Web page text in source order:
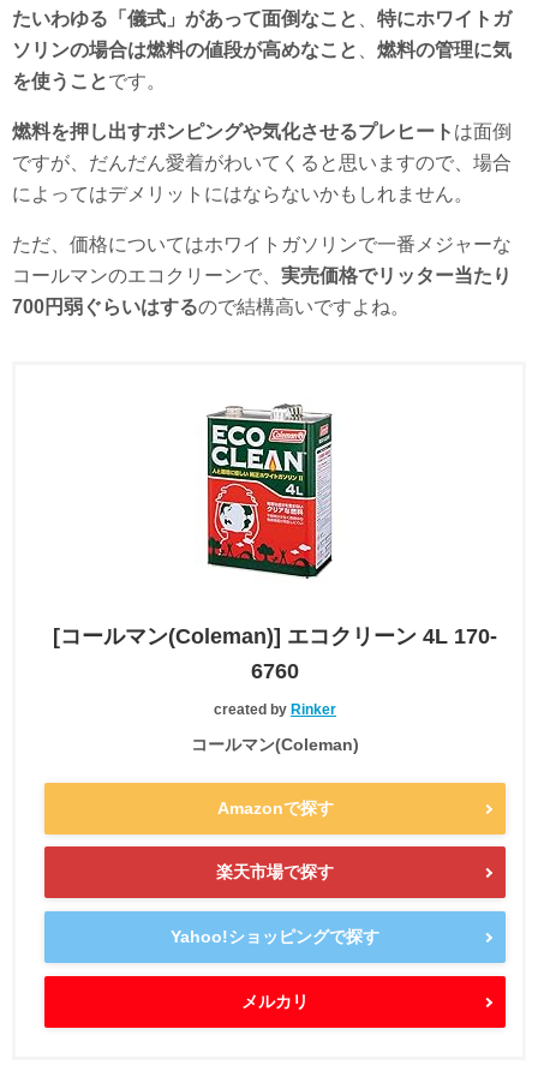
たいわゆる「儀式」があって面倒なこと
特にホワイトガ
ソリンの場合は燃料の値段が高めなこと
燃料の管理に気
を使うことです。
燃料を押し出すポンピングや気化させるプレヒート は面倒
ですが、だんだん愛着がわいてくると思いますので、場合
によってはデメリットにはならないかもしれません。
ただ、価格についてはホワイトガソリンで一番メジャーな
コールマンのエコクリーンで、 実売価格でリッター当たり
700円弱ぐらいはするので結構高いですよね。
[コールマン(Coleman)] エコクリーン 4L 170-
6760
created by Rinker
コールマン(Coleman)
Amazonで探す
楽天市場で探す
Yahoo!ショッピングで探す
メルカリ